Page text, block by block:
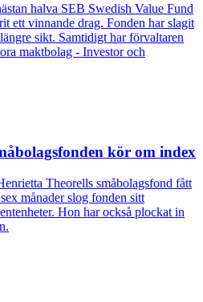
halva SEB Swedish Value Fund
ett vinnande drag. Fonden har slagit
sikt. Samtidigt har förvaltaren
maktbolag - Investor och
kör om index
Theorells småbolagsfond fått
månader slog fonden sitt
Hon har också plockat in